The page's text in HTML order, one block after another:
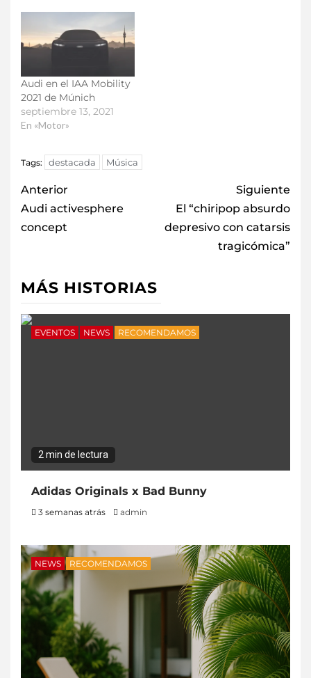
Audi en el IAA Mobility
2021 de Múnich
septiembre 13, 2021
En «Motor»
Tags: destacada Música
Anterior
Audi activesphere
concept
Siguiente
El “chiripop absurdo
depresivo con catarsis
tragicómica”
MÁS HISTORIAS
EVENTOS NEWS RECOMENDAMOS
2 min de lectura
Adidas Originals x Bad Bunny
3 semanas atrás admin
NEWS RECOMENDAMOS